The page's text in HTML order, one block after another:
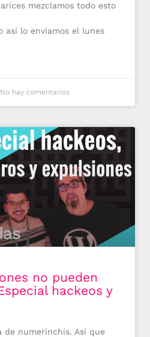
mezclamos todo esto
así lo enviamos el lunes
No hay comentarios
no pueden
hackeos y
de numerinchis. Así que